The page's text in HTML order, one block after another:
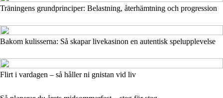
Träningens grundprinciper: Belastning, återhämtning och progression
Bakom kulisserna: Så skapar livekasinon en autentisk spelupplevelse
Flirt i vardagen – så håller ni gnistan vid liv